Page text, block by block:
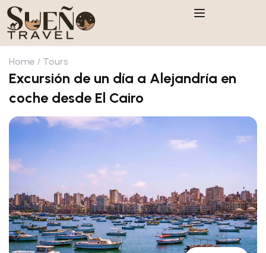
Home Tours
Excursión de un día a Alejandría en
coche desde El Cairo